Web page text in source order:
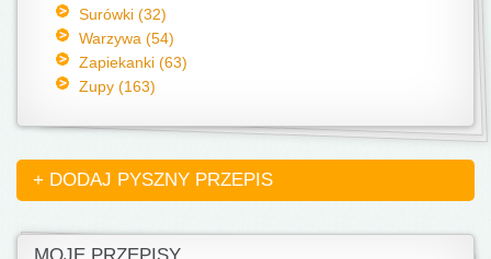
Surówki (32)
Warzywa (54)
Zapiekanki (63)
Zupy (163)
+ DODAJ PYSZNY PRZEPIS